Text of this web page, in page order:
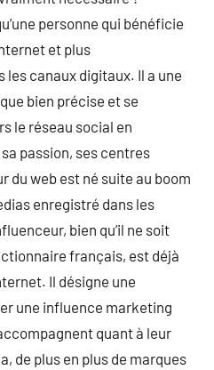
personne qui bénéficie
et plus
canaux digitaux. Il a une
bien précise et se
le réseau social en
passion, ses centres
du web est né suite au boom
enregistré dans les
bien qu’il ne soit
français, est déjà
Il désigne une
une influence marketing
quant à leur
de plus en plus de marques